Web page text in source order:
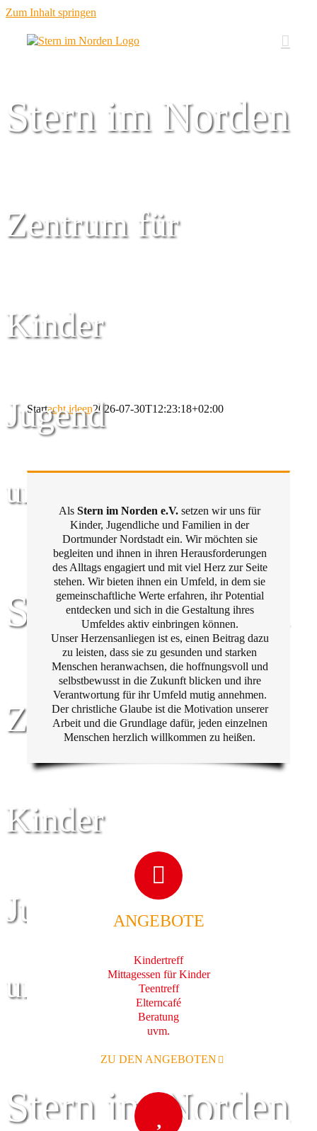
Zum Inhalt springen
Stern im Norden
Zentrum für
Kinder
Jugend
und Familie
Stern im Norden
Zentrum für
Kinder
Jugend
und Familie
Stern im Norden
Startacht ideen2026-07-30T12:23:18+02:00
Als Stern im Norden e.V. setzen wir uns für
Kinder, Jugendliche und Familien in der
Dortmunder Nordstadt ein. Wir möchten sie
begleiten und ihnen in ihren Herausforderungen
des Alltags engagiert und mit viel Herz zur Seite
stehen. Wir bieten ihnen ein Umfeld, in dem sie
gemeinschaftliche Werte erfahren, ihr Potential
entdecken und sich in die Gestaltung ihres
Umfeldes aktiv einbringen können.
Unser Herzensanliegen ist es, einen Beitrag dazu
zu leisten, dass sie zu gesunden und starken
Menschen heranwachsen, die hoffnungsvoll und
selbstbewusst in die Zukunft blicken und ihre
Verantwortung für ihr Umfeld mutig annehmen.
Der christliche Glaube ist die Motivation unserer
Arbeit und die Grundlage dafür, jeden einzelnen
Menschen herzlich willkommen zu heißen.
ANGEBOTE
Kindertreff
Mittagessen für Kinder
Teentreff
Elterncafé
Beratung
uvm.
ZU DEN ANGEBOTEN